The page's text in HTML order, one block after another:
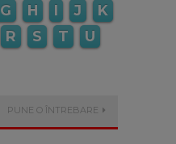
G H I J
K
R S T
U
PUNE O ÎNTREBARE